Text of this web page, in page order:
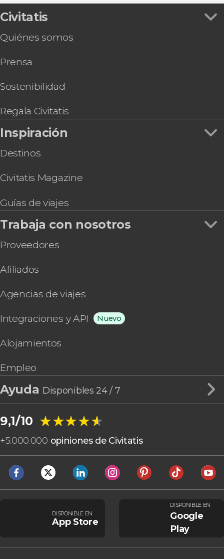
Civitatis
Quiénes somos
Prensa
Sostenibilidad
Regala Civitatis
Inspiración
Destinos
Civitatis Magazine
Guías de viajes
Trabaja con nosotros
Proveedores
Afiliados
Agencias de viajes
Integraciones y API Nuevo
Alojamientos
Empleo
Ayuda Disponibles 24 / 7
9,1/10 ★★★★★
★★★★★
+5.000.000 opiniones de Civitatis
DISPONIBLE EN
App Store
DISPONIBLE EN
Google
Play